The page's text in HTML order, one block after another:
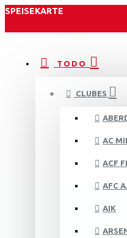
SPEISEKARTE
TODO
CLUBES
AC
ACF
AFC
AIK